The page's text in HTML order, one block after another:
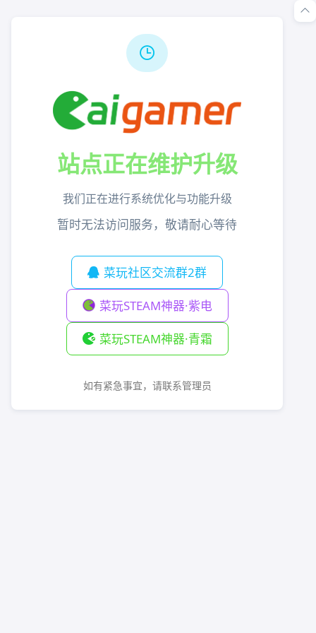
站点正在维护升级
我们正在进行系统优化与功能升级
暂时无法访问服务，敬请耐心等待
菜玩社区交流群2群
菜玩STEAM神器·紫电
菜玩STEAM神器·青霜
如有紧急事宜，请联系管理员